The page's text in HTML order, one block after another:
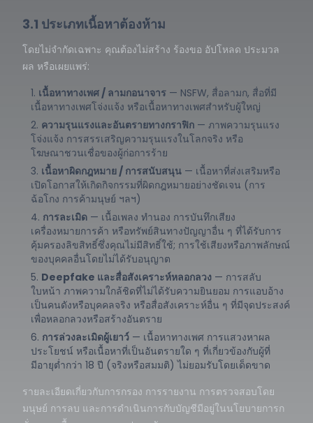
3.1 ประเภทเนื้อหาต้องห้าม
โดยไม่จำกัดเฉพาะ คุณต้องไม่สร้าง ร้องขอ อัปโหลด ประมวล
ผล หรือเผยแพร่:
เนื้อหาทางเพศ / ลามกอนาจาร — NSFW, สื่อลามก, สื่อที่มี
เนื้อหาทางเพศโจ่งแจ้ง หรือเนื้อหาทางเพศสำหรับผู้ใหญ่
ความรุนแรงและอันตรายทางกราฟิก — ภาพความรุนแรง
โจ่งแจ้ง การสรรเสริญความรุนแรงในโลกจริง หรือ
โฆษณาชวนเชื่อของผู้ก่อการร้าย
เนื้อหาผิดกฎหมาย / การสนับสนุน — เนื้อหาที่ส่งเสริมหรือ
เปิดโอกาสให้เกิดกิจกรรมที่ผิดกฎหมายอย่างชัดเจน (การ
ฉ้อโกง การค้ามนุษย์ ฯลฯ)
การละเมิด — เนื้อเพลง ทำนอง การบันทึกเสียง
เครื่องหมายการค้า หรือทรัพย์สินทางปัญญาอื่น ๆ ที่ได้รับการ
คุ้มครองลิขสิทธิ์ซึ่งคุณไม่มีสิทธิ์ใช้; การใช้เสียงหรือภาพลักษณ์
ของบุคคลอื่นโดยไม่ได้รับอนุญาต
Deepfake และสื่อสังเคราะห์หลอกลวง — การสลับ
ใบหน้า ภาพความใกล้ชิดที่ไม่ได้รับความยินยอม การแอบอ้าง
เป็นคนดังหรือบุคคลจริง หรือสื่อสังเคราะห์อื่น ๆ ที่มีจุดประสงค์
เพื่อหลอกลวงหรือสร้างอันตราย
การล่วงละเมิดผู้เยาว์ — เนื้อหาทางเพศ การแสวงหาผล
ประโยชน์ หรือเนื้อหาที่เป็นอันตรายใด ๆ ที่เกี่ยวข้องกับผู้ที่
มีอายุต่ำกว่า 18 ปี (จริงหรือสมมติ) ไม่ยอมรับโดยเด็ดขาด
รายละเอียดเกี่ยวกับการกรอง การรายงาน การตรวจสอบโดย
มนุษย์ การลบ และการดำเนินการกับบัญชีมีอยู่ในนโยบายการก